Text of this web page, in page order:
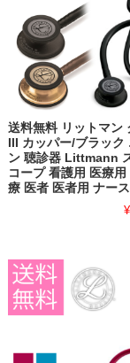
送料無料 リットマン
III カッパー/ブラック
ン 聴診器 Littmann
コープ 看護用 医療
療 医者 医者用 ナー